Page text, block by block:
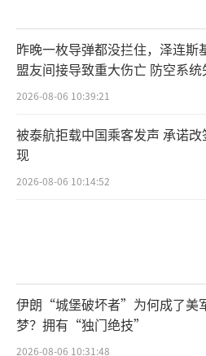
昨晚一枚导弹都没拦住，泽连斯
盟友间接导致重大伤亡 防空系统
2026-08-06 10:39:21
被泰航拒载中国乘客发声 承诺
现
2026-08-06 10:14:52
伊朗“城堡破坏者”为何成了美
梦？拥有“独门绝技”
2026-08-06 10:31:48